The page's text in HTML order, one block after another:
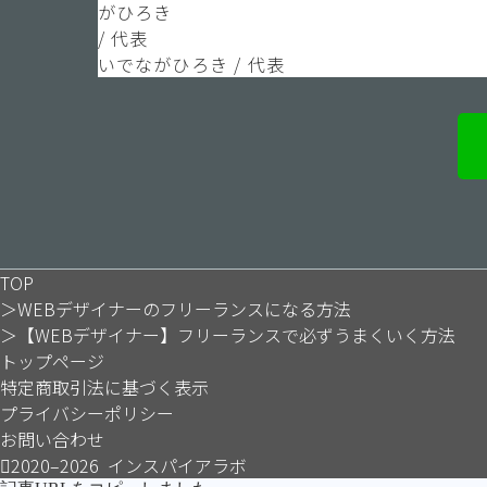
いでながひろき / 代表
TOP
＞WEBデザイナーのフリーランスになる方法
＞ 【WEBデザイナー】フリーランスで必ずうまくいく方法
トップページ
特定商取引法に基づく表示
プライバシーポリシー
お問い合わせ
2020–2026 インスパイアラボ